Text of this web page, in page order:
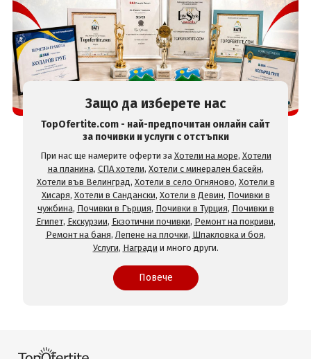
Защо да изберете нас
TopOfertite.com - най-предпочитан онлайн сайт
за почивки и услуги с отстъпки
При нас ще намерите оферти за Хотели на море, Хотели
на планина, СПА хотели, Хотели с минерален басейн,
Хотели във Велинград, Хотели в село Огняново, Хотели в
Хисаря, Хотели в Сандански, Хотели в Девин, Почивки в
чужбина, Почивки в Гърция, Почивки в Турция, Почивки в
Египет, Екскурзии, Екзотични почивки, Ремонт на покриви,
Ремонт на баня, Лепене на плочки, Шпакловка и боя,
Услуги, Награди и много други.
Повече